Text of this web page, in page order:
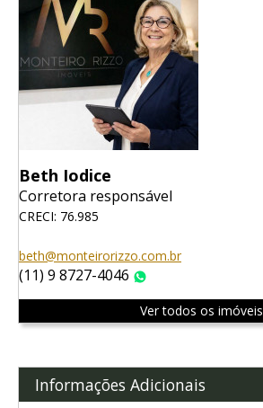
Beth Iodice
Corretora responsável
CRECI: 76.985
beth@monteirorizzo.com.br
(11) 9 8727-4046
Ver todos os imóveis
Informações Adicionais